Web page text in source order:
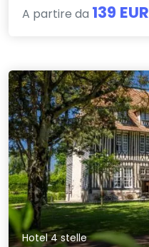
A partire da 139 EUR
Hotel 4 stelle